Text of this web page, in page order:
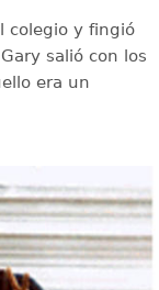
colegio y fingió
salió con los
era un